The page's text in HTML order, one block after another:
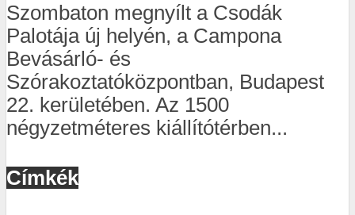
Szombaton megnyílt a Csodák
Palotája új helyén, a Campona
Bevásárló- és
Szórakoztatóközpontban, Budapest
22. kerületében. Az 1500
négyzetméteres kiállítótérben...
Címkék